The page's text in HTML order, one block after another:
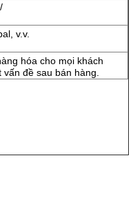
v.v.
hóa cho mọi khách
đề sau bán hàng.